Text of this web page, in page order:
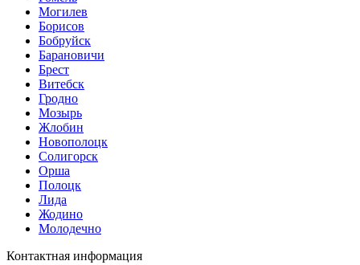
Могилев
Борисов
Бобруйск
Барановичи
Брест
Витебск
Гродно
Мозырь
Жлобин
Новополоцк
Солигорск
Орша
Полоцк
Лида
Жодино
Молодечно
Контактная информация